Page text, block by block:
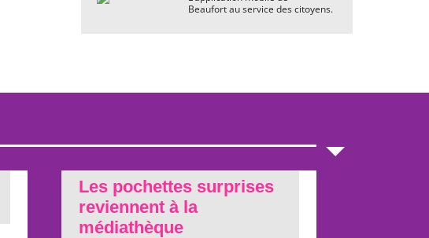
Beaufort au service des citoyens.
Les pochettes surprises
reviennent à la
médiathèque